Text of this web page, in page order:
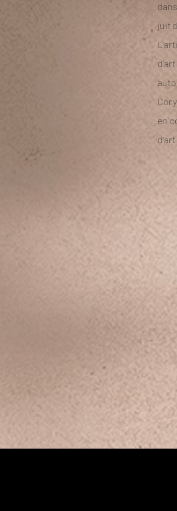
juif
en
En ces temps
ordre mondial. Cela
habitudes pour que
Cette nouvelle
seul dans une forêt
montre le nouveau
Présentée en
L'Autre